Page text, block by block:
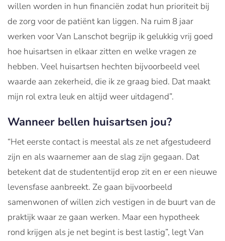
willen worden in hun financiën zodat hun prioriteit bij
de zorg voor de patiënt kan liggen. Na ruim 8 jaar
werken voor Van Lanschot begrijp ik gelukkig vrij goed
hoe huisartsen in elkaar zitten en welke vragen ze
hebben. Veel huisartsen hechten bijvoorbeeld veel
waarde aan zekerheid, die ik ze graag bied. Dat maakt
mijn rol extra leuk en altijd weer uitdagend”.
Wanneer bellen huisartsen jou?
“Het eerste contact is meestal als ze net afgestudeerd
zijn en als waarnemer aan de slag zijn gegaan. Dat
betekent dat de studententijd erop zit en er een nieuwe
levensfase aanbreekt. Ze gaan bijvoorbeeld
samenwonen of willen zich vestigen in de buurt van de
praktijk waar ze gaan werken. Maar een hypotheek
rond krijgen als je net begint is best lastig”, legt Van